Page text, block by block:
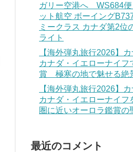
ガリー空港へ WS684便
ット航空 ボーイング
ミークラス カナダ第2位
ライト
【海外弾丸旅行2026】カ
カナダ・イエローナイフ
賞 極寒の地で魅せる絶
【海外弾丸旅行2026】カ
カナダ・イエローナイ
圏に近いオーロラ鑑賞の
最近のコメント